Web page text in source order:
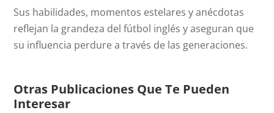
Sus habilidades, momentos estelares y anécdotas
reflejan la grandeza del fútbol inglés y aseguran que
su influencia perdure a través de las generaciones.
Otras Publicaciones Que Te Pueden
Interesar